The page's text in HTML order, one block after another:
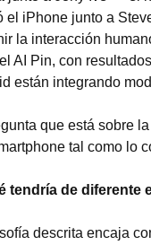
el iPhone junto a
la interacción
AI Pin, con
están integrando
que está sobre
tal como lo
tendría de diferente
descrita encaja